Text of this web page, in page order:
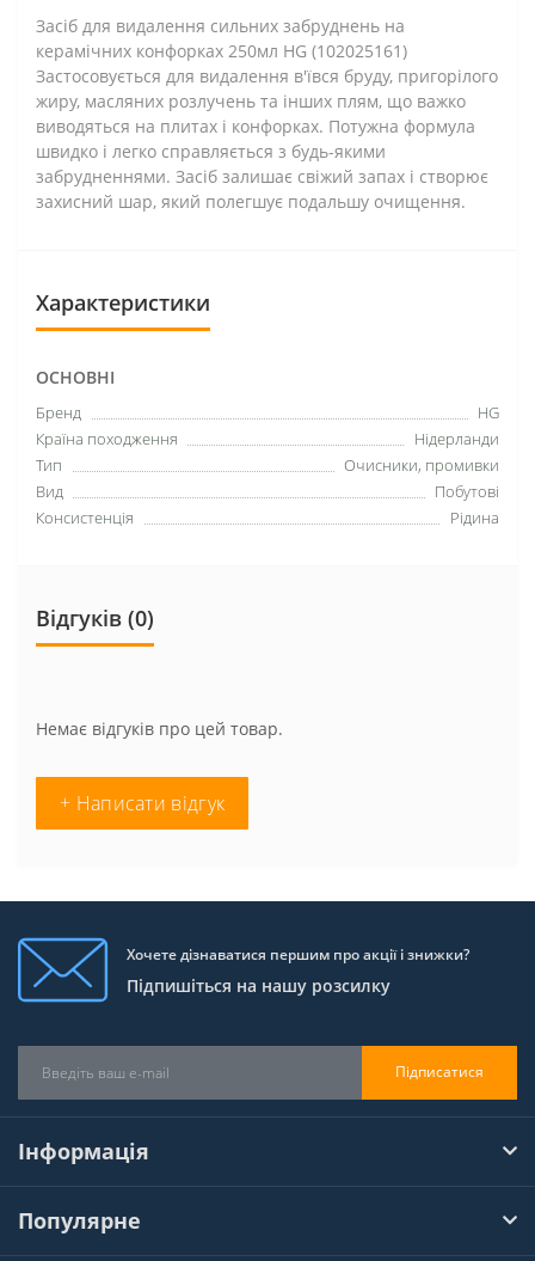
Засіб для видалення сильних забруднень на
керамічних конфорках 250мл HG (102025161)
Застосовується для видалення в'ївся бруду, пригорілого
жиру, масляних розлучень та інших плям, що важко
виводяться на плитах і конфорках. Потужна формула
швидко і легко справляється з будь-якими
забрудненнями. Засіб залишає свіжий запах і створює
захисний шар, який полегшує подальшу очищення.
Характеристики
ОСНОВНІ
Бренд
HG
Країна походження
Нідерланди
Тип
Очисники, промивки
Вид
Побутові
Консистенція
Рідина
Відгуків (0)
Немає відгуків про цей товар.
+ Написати відгук
Хочете дізнаватися першим про акції і знижки?
Підпишіться на нашу розсилку
Підписатися
Інформація
Популярне